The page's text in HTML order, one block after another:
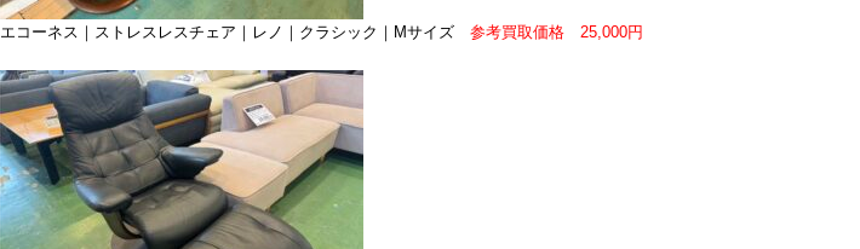
エコーネス｜ストレスレスチェア｜レノ｜クラシック｜Mサイズ 参考買取価格 25,000円